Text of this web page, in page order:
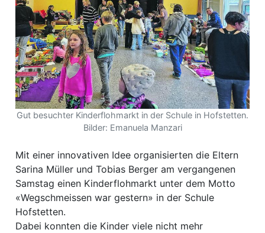
E-
Paper
App
Region
Gut besuchter Kinderflohmarkt in der Schule in Hofstetten.
Bilder: Emanuela Manzari
Mit einer innovativen Idee organisierten die Eltern
Sarina Müller und Tobias Berger am vergangenen
Samstag einen Kinderflohmarkt unter dem Motto
«Wegschmeissen war gestern» in der Schule
Hofstetten.
Dabei konnten die Kinder viele nicht mehr